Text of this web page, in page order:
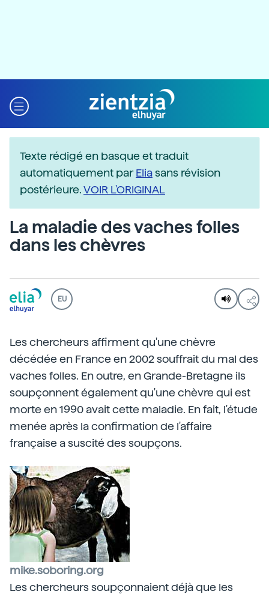
Texte rédigé en basque et traduit
automatiquement parEliasans révision
postérieure.VOIR L'ORIGINAL
La maladie des vaches folles
dans les chèvres
EU
Les chercheurs affirment qu'une chèvre
décédée en France en 2002 souffrait du mal des
vaches folles. En outre, en Grande-Bretagne ils
soupçonnent également qu'une chèvre qui est
morte en 1990 avait cette maladie. En fait, l'étude
menée après la confirmation de l'affaire
française a suscité des soupçons.
mike.soboring.org
Les chercheurs soupçonnaient déjà que les